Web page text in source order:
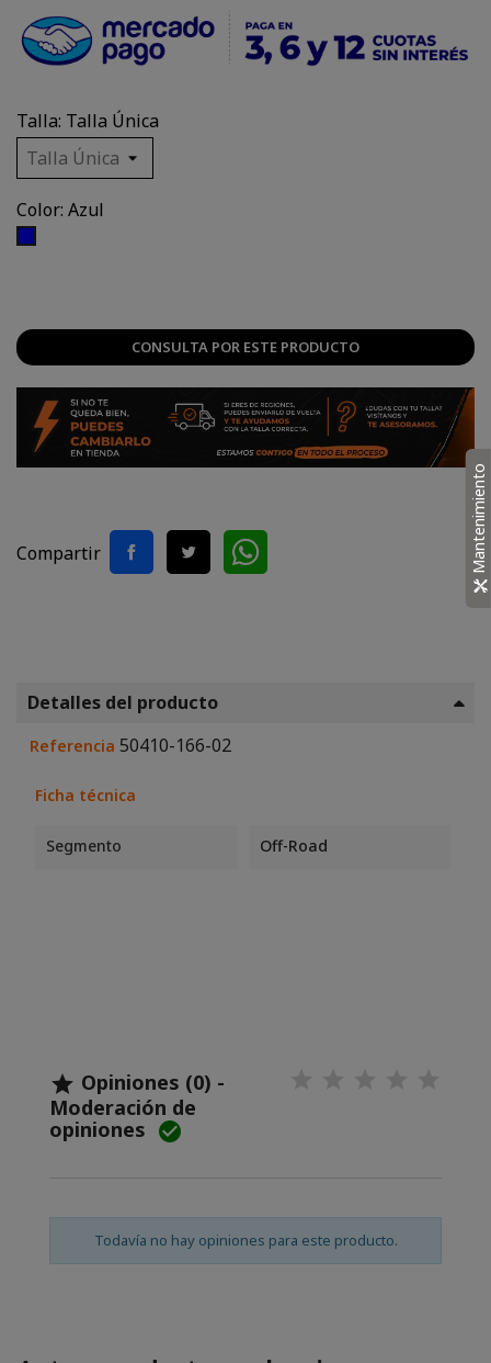
Talla: Talla Única
Color: Azul
CONSULTA POR ESTE PRODUCTO
Compartir
Detalles del producto
Referencia 50410-166-02
Ficha técnica
Segmento Off-Road
 Opiniones (0) -
Moderación de
opiniones 
Todavía no hay opiniones para este producto.
Mantenimiento